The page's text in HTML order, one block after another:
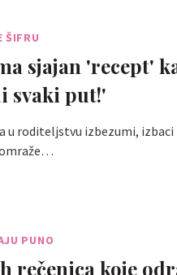
ŠIFRU
sjajan 'recept'
svaki put!'
u roditeljstvu izbezumi,
PUNO
rečenica koje